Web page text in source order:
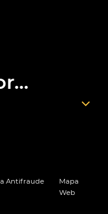
Antifraude
Mapa
Web